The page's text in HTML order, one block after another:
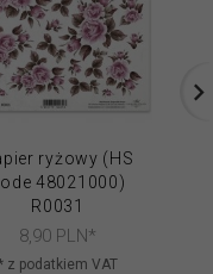
ryżowy (HS
48021000)
R0031
8,90 PLN*
z podatkiem VAT